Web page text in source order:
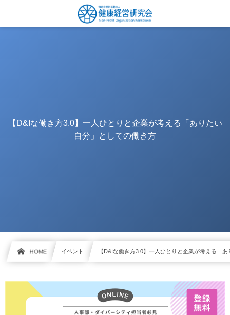
【D&Iな働き方3.0】一人ひとりと企業が考える「ありたい
自分」としての働き方
HOME イベント 【D&Iな働き方3.0】一人ひとりと企業が考える「